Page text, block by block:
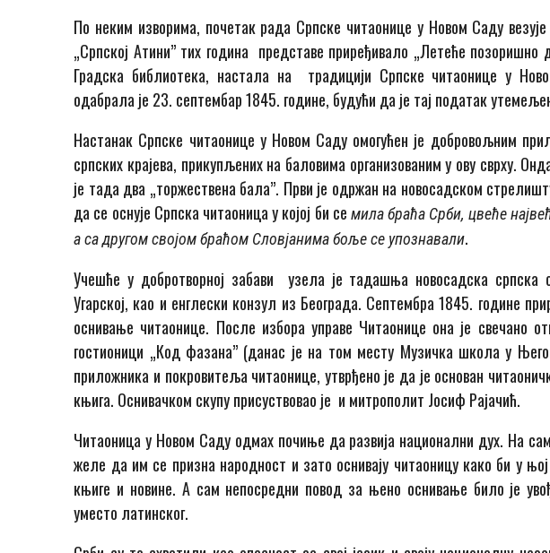
По неким изворима, почетак рада Српске читаонице у Новом Саду
„Српској Атини” тих година представе приређивало „Летеће
Градска библиотека, настала на традицији Српске читаонице у
одабрала је 23. септембар 1845. године, будући да је тај податак
Настанак Српске читаонице у Новом Саду омогућен је добровољним
српских крајева, прикупљених на баловима организованим у ову сврху.
је тада два „торжествена бала”. Први је одржан на новосадском
да се оснује Српска читаоница у којој би се мила браћа Срби, цвеће
а са другом својом браћом Словјанима боље се упознавали.
Учешће у добротворној забави узела је тадашња новосадска
Угарској, као и енглески конзул из Београда. Септембра 1845. године
оснивање читаонице. После избора управе Читаонице она је свечано
гостионици „Код фазана” (данас је на том месту Музичка школа у
приложника и покровитеља читаонице, утврђено је да је основан
књига. Оснивачком скупу присуствовао је и митрополит Јосиф Рајачић.
Читаоница у Новом Саду одмах почиње да развија национални дух. На
желе да им се призна народност и зато оснивају читаоницу како би у
књиге и новине. А сам непосредни повод за њено оснивање било је
уместо латинског.